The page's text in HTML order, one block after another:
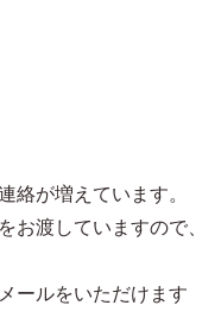
絡が増えています。
お渡していますので、
ールをいただけます